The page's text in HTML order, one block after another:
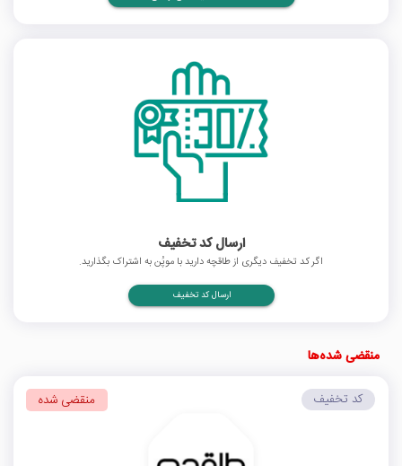
ارسال کد تخفیف
اگر کد تخفیف دیگری از طاقچه دارید با موپُن به اشتراک بگذارید.
ارسال کد تخفیف
منقضی شده‌ها
کد تخفیف منقضی شده